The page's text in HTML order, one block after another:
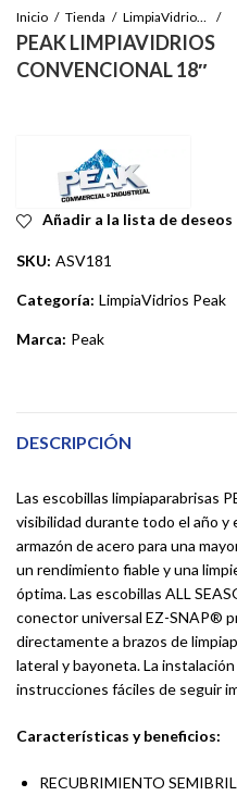
Inicio Tienda LimpiaVidrios Peak
PEAK LIMPIAVIDRIOS
CONVENCIONAL 18″
Añadir a la lista de deseos
SKU: ASV181
Categoría: LimpiaVidrios Peak
Marca: Peak
DESCRIPCIÓN
Las escobillas limpiaparabrisas
visibilidad durante todo el año
armazón de acero para una
un rendimiento fiable y una
óptima. Las escobillas ALL
conector universal EZ-SNAP®
directamente a brazos de
lateral y bayoneta. La
instrucciones fáciles de seguir
Características y beneficios:
RECUBRIMIENTO